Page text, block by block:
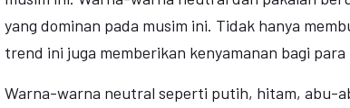
yang dominan pada musim ini. Tidak hanya
trend ini juga memberikan kenyamanan bagi
Warna-warna neutral seperti putih, hitam, abu-